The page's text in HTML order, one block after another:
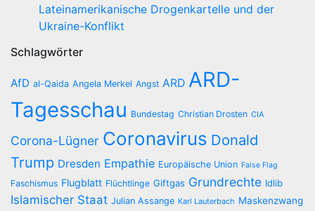
Lateinamerikanische Drogenkartelle und der
Ukraine-Konflikt
Schlagwörter
AfD al-Qaida Angela Merkel Angst ARD ARD-
Tagesschau Bundestag Christian Drosten CIA
Corona-Lügner Coronavirus Donald
Trump Dresden Empathie Europäische Union False Flag
Faschismus Flugblatt Flüchtlinge Giftgas Grundrechte Idlib
Islamischer Staat Julian Assange Karl Lauterbach Maskenzwang